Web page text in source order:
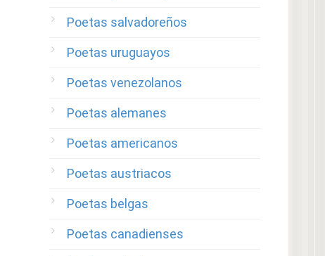
Poetas salvadoreños
Poetas uruguayos
Poetas venezolanos
Poetas alemanes
Poetas americanos
Poetas austriacos
Poetas belgas
Poetas canadienses